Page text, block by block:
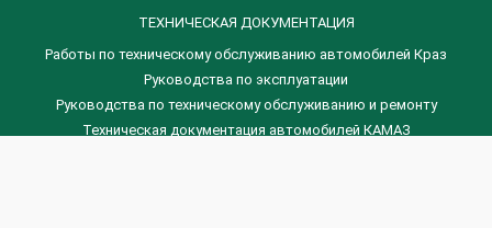
ТЕХНИЧЕСКАЯ ДОКУМЕНТАЦИЯ
Работы по техническому обслуживанию автомобилей Краз
Руководства по эксплуатации
Руководства по техническому обслуживанию и ремонту
Техническая документация автомобилей КАМАЗ